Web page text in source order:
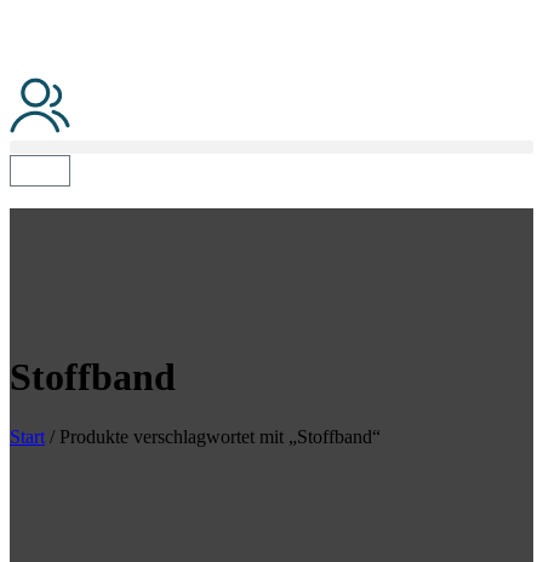
Stoffband
Start / Produkte verschlagwortet mit „Stoffband“